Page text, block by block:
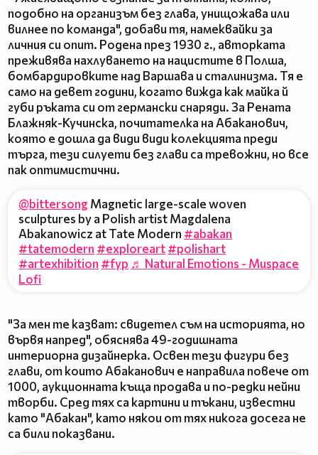
подобно на организъм без глава, унищожава или
вилнее по команда", добави тя, намеквайки за
личния си опит. Родена през 1930 г., авторката
преживява нахлуването на нацистите в Полша,
бомбардировките над Варшава и сталинизма. Тя е
само на девет години, когато вижда как майка й
губи ръката си от германски снаряди. За Рената
Блажняк-Кучинска, почитателка на Абаканович,
която е дошла да види види колекцията преди
търга, тези силуети без глави са тревожни, но все
пак оптимистични.
@bittersong Magnetic large-scale woven
sculptures by a Polish artist Magdalena
Abakanowicz at Tate Modern #abakan
#tatemodern #exploreart#polishart
#artexhibition #fyp ♬ Natural Emotions - Muspace
Lofi
"За мен те казват: свидетел съм на историята, но
вървя напред", обяснява 49-годишната
интериорна дизайнерка. Освен тези фигури без
глави, от които Абаканович е направила повече от
1000, аукционната къща продава и по-редки нейни
творби. Сред тях са картини и тъкани, известни
като "Абакан", като някои от тях никога досега не
са били показвани.